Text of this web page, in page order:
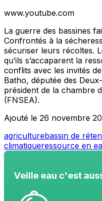
www.youtube.com
La guerre des bassines
Confrontés à la
sécuriser leurs récoltes.
qu’ils s’accaparent la
conflits avec les invités
Batho, députée des
président de la chambre
(FNSEA).
Ajouté le 26 novembre
agriculturebassin de
climatiqueressource en
Veille eau c'est